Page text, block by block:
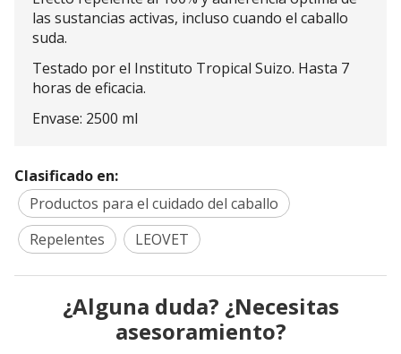
las sustancias activas, incluso cuando el caballo
suda.
Testado por el Instituto Tropical Suizo. Hasta 7
horas de eficacia.
Envase: 2500 ml
Clasificado en:
Productos para el cuidado del caballo
Repelentes
LEOVET
¿Alguna duda? ¿Necesitas
asesoramiento?